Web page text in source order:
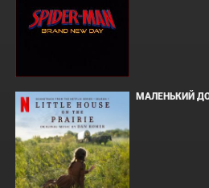
МАЛЕНЬКИЙ